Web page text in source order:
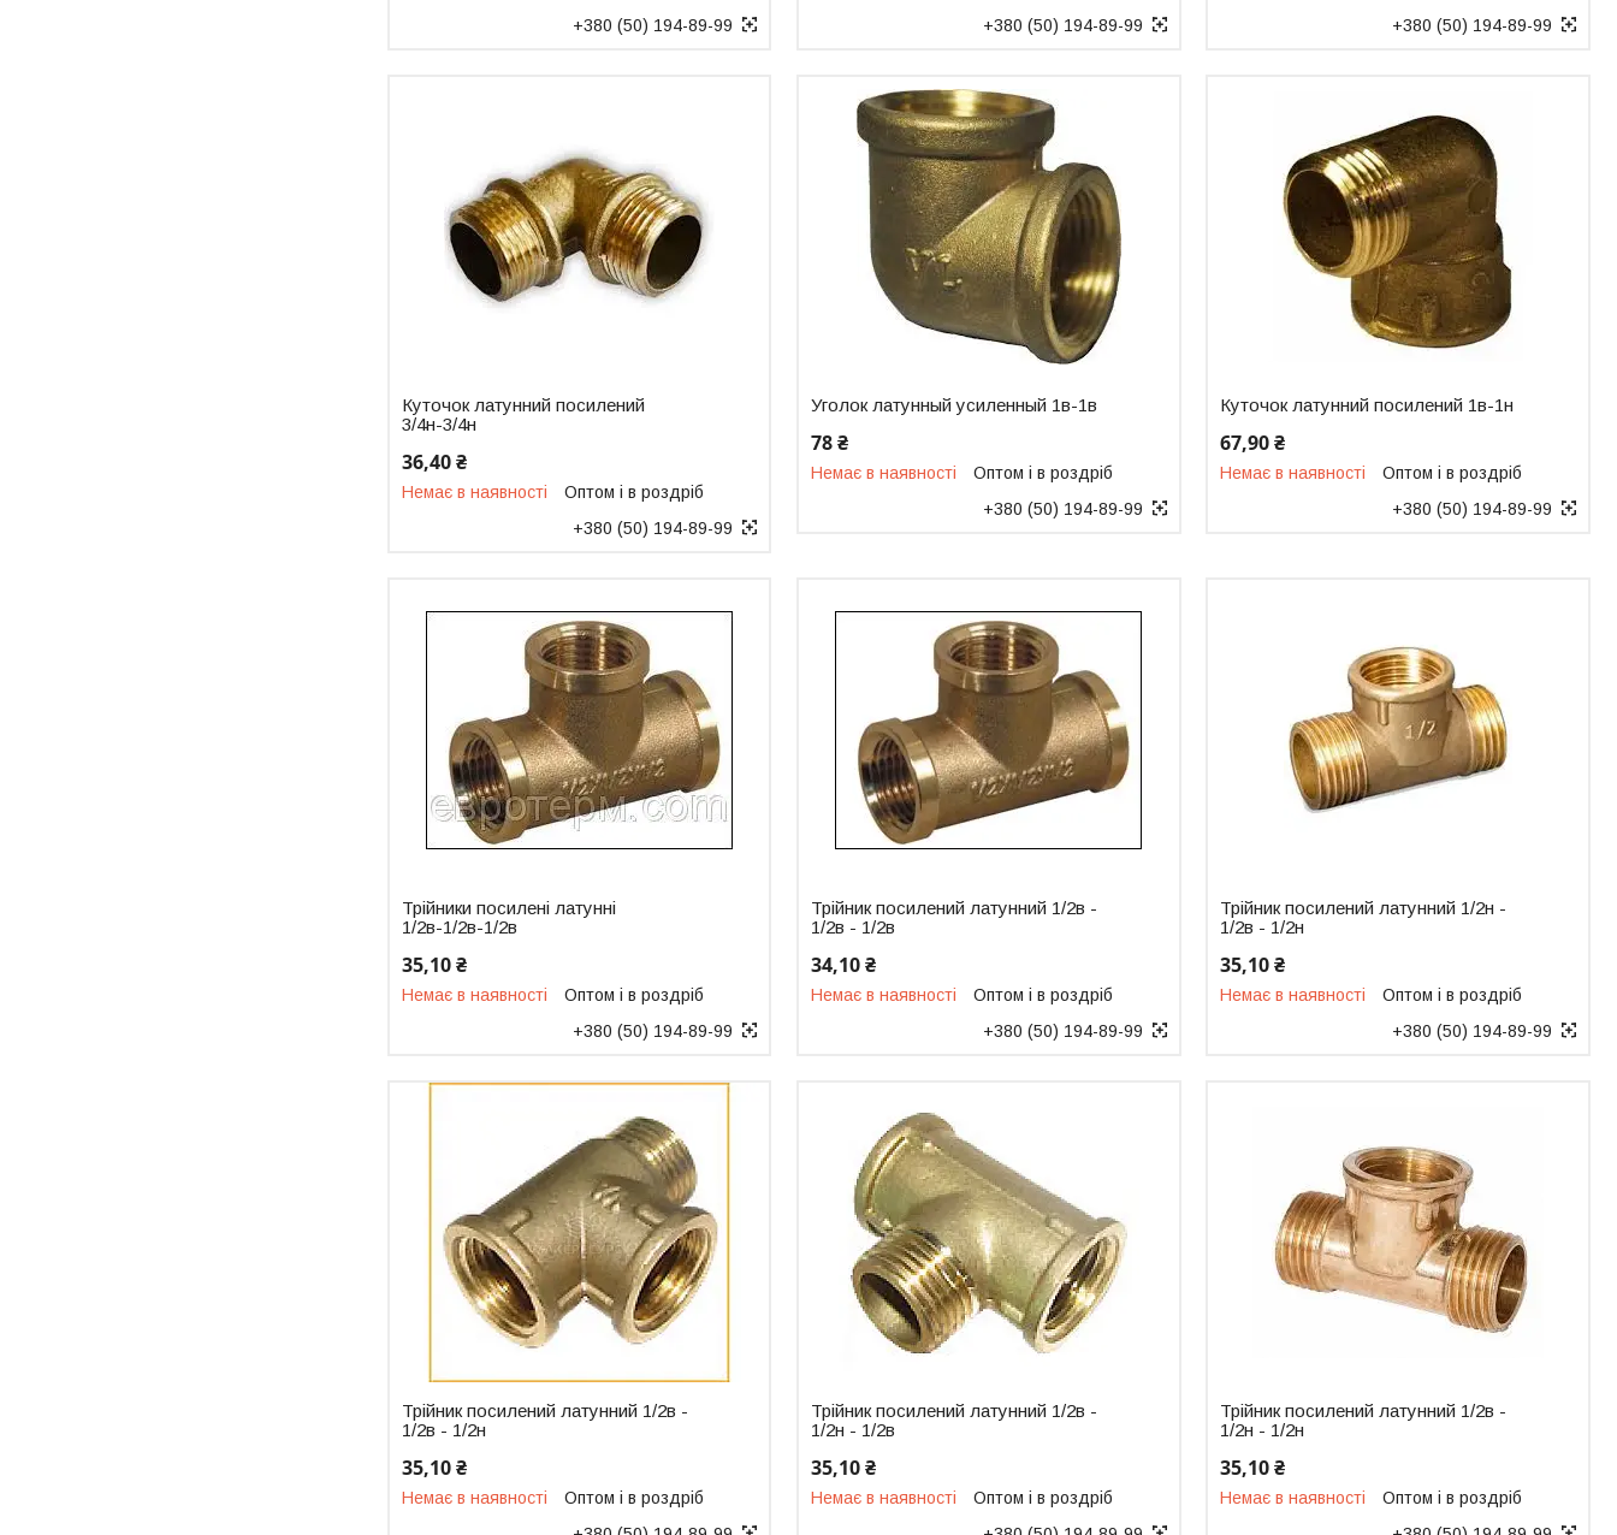
+380 (50) 194-89-99
+380 (50) 194-89-99
+380 (50) 194-89-99
Куточок латунний посилений
3/4н-3/4н
36,40 ₴
Немає в наявності
Оптом і в роздріб
+380 (50) 194-89-99
Уголок латунный усиленный 1в-1в
78 ₴
Немає в наявності
Оптом і в роздріб
+380 (50) 194-89-99
Куточок латунний посилений 1в-1н
67,90 ₴
Немає в наявності
Оптом і в роздріб
+380 (50) 194-89-99
Трійники посилені латунні
1/2в-1/2в-1/2в
35,10 ₴
Немає в наявності
Оптом і в роздріб
+380 (50) 194-89-99
Трійник посилений латунний 1/2в -
1/2в - 1/2в
34,10 ₴
Немає в наявності
Оптом і в роздріб
+380 (50) 194-89-99
Трійник посилений латунний 1/2н -
1/2в - 1/2н
35,10 ₴
Немає в наявності
Оптом і в роздріб
+380 (50) 194-89-99
Трійник посилений латунний 1/2в -
1/2в - 1/2н
35,10 ₴
Немає в наявності
Оптом і в роздріб
Трійник посилений латунний 1/2в -
1/2н - 1/2в
35,10 ₴
Немає в наявності
Оптом і в роздріб
Трійник посилений латунний 1/2в -
1/2н - 1/2н
35,10 ₴
Немає в наявності
Оптом і в роздріб